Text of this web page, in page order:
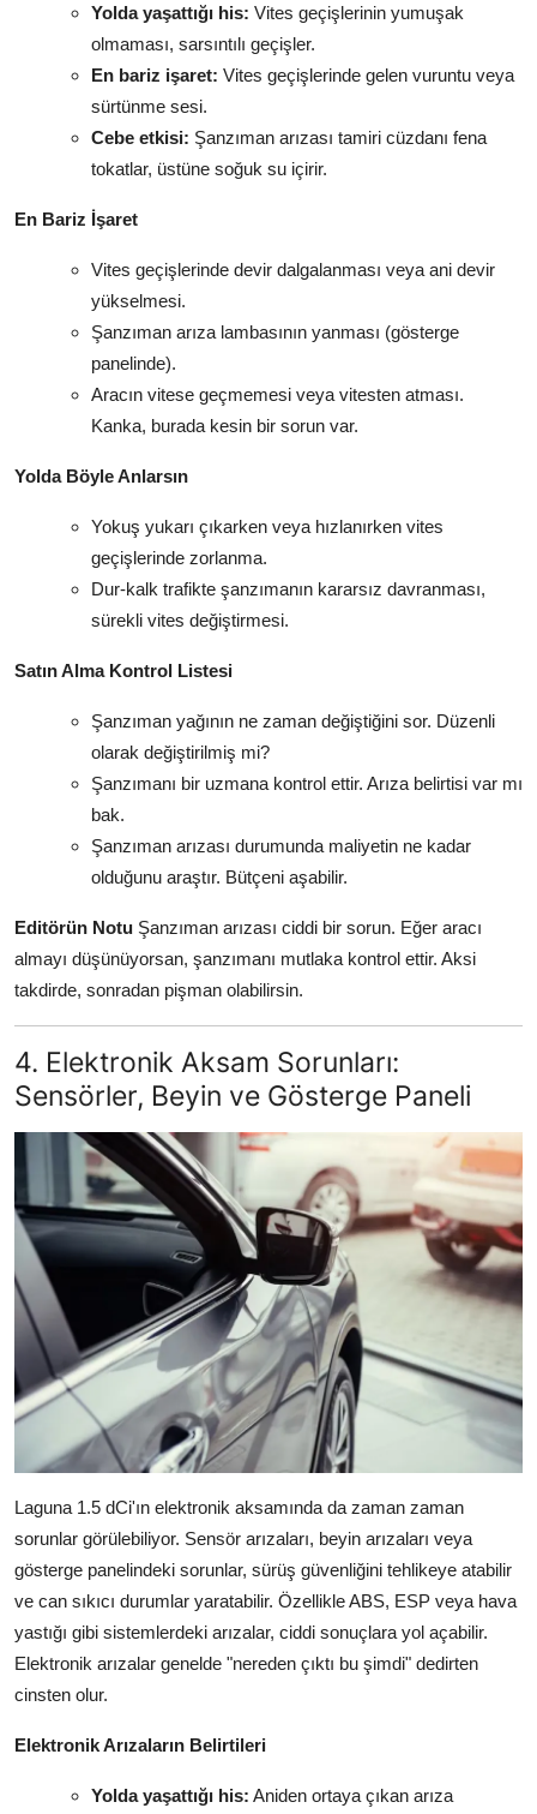
Yolda yaşattığı his: Vites geçişlerinin yumuşak
olmaması, sarsıntılı geçişler.
En bariz işaret: Vites geçişlerinde gelen vuruntu veya
sürtünme sesi.
Cebe etkisi: Şanzıman arızası tamiri cüzdanı fena
tokatlar, üstüne soğuk su içirir.
En Bariz İşaret
Vites geçişlerinde devir dalgalanması veya ani devir
yükselmesi.
Şanzıman arıza lambasının yanması (gösterge
panelinde).
Aracın vitese geçmemesi veya vitesten atması.
Kanka, burada kesin bir sorun var.
Yolda Böyle Anlarsın
Yokuş yukarı çıkarken veya hızlanırken vites
geçişlerinde zorlanma.
Dur-kalk trafikte şanzımanın kararsız davranması,
sürekli vites değiştirmesi.
Satın Alma Kontrol Listesi
Şanzıman yağının ne zaman değiştiğini sor. Düzenli
olarak değiştirilmiş mi?
Şanzımanı bir uzmana kontrol ettir. Arıza belirtisi var mı
bak.
Şanzıman arızası durumunda maliyetin ne kadar
olduğunu araştır. Bütçeni aşabilir.
Editörün Notu Şanzıman arızası ciddi bir sorun. Eğer aracı
almayı düşünüyorsan, şanzımanı mutlaka kontrol ettir. Aksi
takdirde, sonradan pişman olabilirsin.
4. Elektronik Aksam Sorunları:
Sensörler, Beyin ve Gösterge Paneli
Laguna 1.5 dCi'ın elektronik aksamında da zaman zaman
sorunlar görülebiliyor. Sensör arızaları, beyin arızaları veya
gösterge panelindeki sorunlar, sürüş güvenliğini tehlikeye atabilir
ve can sıkıcı durumlar yaratabilir. Özellikle ABS, ESP veya hava
yastığı gibi sistemlerdeki arızalar, ciddi sonuçlara yol açabilir.
Elektronik arızalar genelde "nereden çıktı bu şimdi" dedirten
cinsten olur.
Elektronik Arızaların Belirtileri
Yolda yaşattığı his: Aniden ortaya çıkan arıza